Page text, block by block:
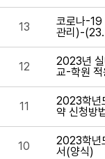
13
코로나-19
관리)-
12
2023년 실
교-학원
11
2023학년
약 신청방
10
2023학년도 삼
서(양식)